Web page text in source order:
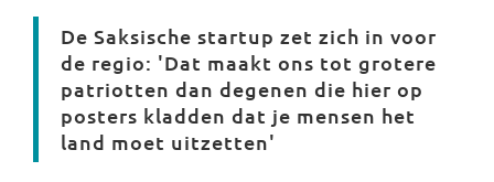
De Saksische startup zet zich in voor
de regio: 'Dat maakt ons tot grotere
patriotten dan degenen die hier op
posters kladden dat je mensen het
land moet uitzetten'